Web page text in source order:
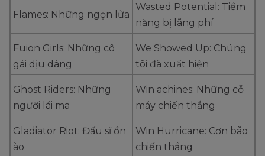
Flames: Những ngọn lửa
Wasted Potential: Tiềm
năng bị lãng phí
Fuion Girls: Những cô
gái dịu dàng
We Showed Up: Chúng
tôi đã xuất hiện
Ghost Riders: Những
người lái ma
Win achines: Những cỗ
máy chiến thắng
Gladiator Riot: Đấu sĩ ồn
ào
Win Hurricane: Cơn bão
chiến thắng